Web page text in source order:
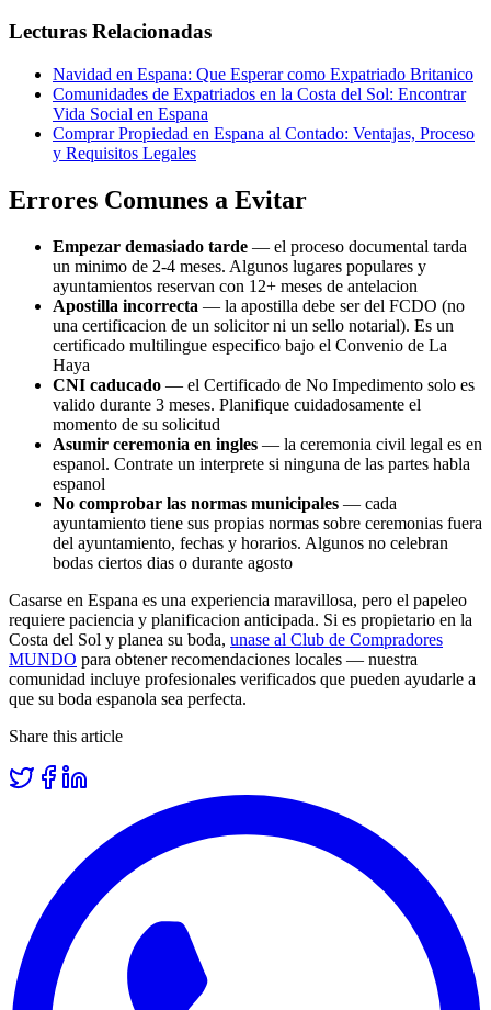
Lecturas Relacionadas
Navidad en Espana: Que Esperar como Expatriado Britanico
Comunidades de Expatriados en la Costa del Sol: Encontrar
Vida Social en Espana
Comprar Propiedad en Espana al Contado: Ventajas, Proceso
y Requisitos Legales
Errores Comunes a Evitar
Empezar demasiado tarde — el proceso documental tarda
un minimo de 2-4 meses. Algunos lugares populares y
ayuntamientos reservan con 12+ meses de antelacion
Apostilla incorrecta — la apostilla debe ser del FCDO (no
una certificacion de un solicitor ni un sello notarial). Es un
certificado multilingue especifico bajo el Convenio de La
Haya
CNI caducado — el Certificado de No Impedimento solo es
valido durante 3 meses. Planifique cuidadosamente el
momento de su solicitud
Asumir ceremonia en ingles — la ceremonia civil legal es en
espanol. Contrate un interprete si ninguna de las partes habla
espanol
No comprobar las normas municipales — cada
ayuntamiento tiene sus propias normas sobre ceremonias fuera
del ayuntamiento, fechas y horarios. Algunos no celebran
bodas ciertos dias o durante agosto
Casarse en Espana es una experiencia maravillosa, pero el papeleo
requiere paciencia y planificacion anticipada. Si es propietario en la
Costa del Sol y planea su boda, unase al Club de Compradores
MUNDO para obtener recomendaciones locales — nuestra
comunidad incluye profesionales verificados que pueden ayudarle a
que su boda espanola sea perfecta.
Share this article